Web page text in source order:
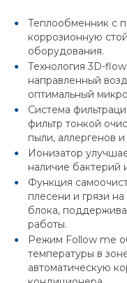
Теплообменник с
коррозионную
оборудования.
Технология 3D-
направленный
оптимальный
Система
фильтр тонкой
пыли, аллергенов
Ионизатор
наличие бактерий
Функция
плесени и грязи
блока,
работы.
Режим Follow me
температуры в
автоматическую